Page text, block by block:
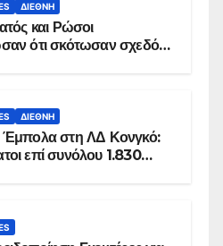
ΔΙΕΘΝΉ
και Ρώσοι
ότι σκότωσαν σχεδόν
ΔΙΕΘΝΉ
Έμπολα στη ΛΔ Κονγκό:
επί συνόλου 1.830